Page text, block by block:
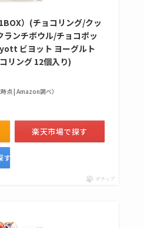
エッセンシャルフラ
ットが廃盤？なぜ？
売ってない？どこで
ビタクラフトのウル
トラが廃盤？なぜ？
ラカパーは品切れ？
）(チョコリング/クッ
ランチボウル/チョコポッ
ビヨット ヨーグルト
リング 12個入り)
点 | Amazon調べ）
楽天市場で探す
す
ポチップ